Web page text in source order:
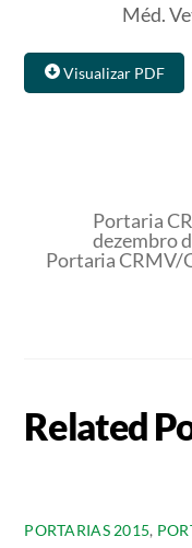
Méd.
Visualizar PDF
Portaria
dezembro
Portaria CRMV/
Related
PORTARIAS 2015,